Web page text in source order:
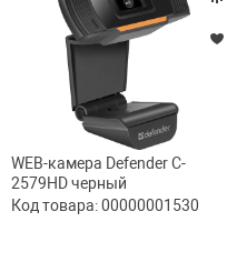
WEB-камера Defender C-
2579HD черный
Код товара: 00000001530